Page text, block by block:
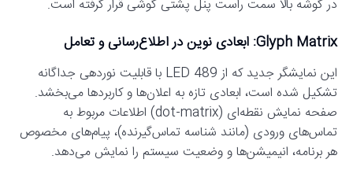
در گوشه بالا سمت راست پنل پشتی گوشی قرار گرفته است.
Glyph Matrix: ابعادی نوین در اطلاع‌رسانی و تعامل
این نمایشگر جدید که از 489 LED با قابلیت نوردهی جداگانه
تشکیل شده است، ابعادی تازه به اعلان‌ها و کاربردها می‌بخشد.
صفحه نمایش نقطه‌ای (dot-matrix) اطلاعات مربوط به
تماس‌های ورودی (مانند شناسه تماس‌گیرنده)، پیام‌های مخصوص
هر برنامه، انیمیشن‌ها و وضعیت سیستم را نمایش می‌دهد.